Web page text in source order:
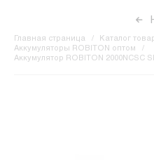
Главная страница Каталог
Аккумуляторы ROBITON оптом
Аккумулятор ROBITON 2000NCSC